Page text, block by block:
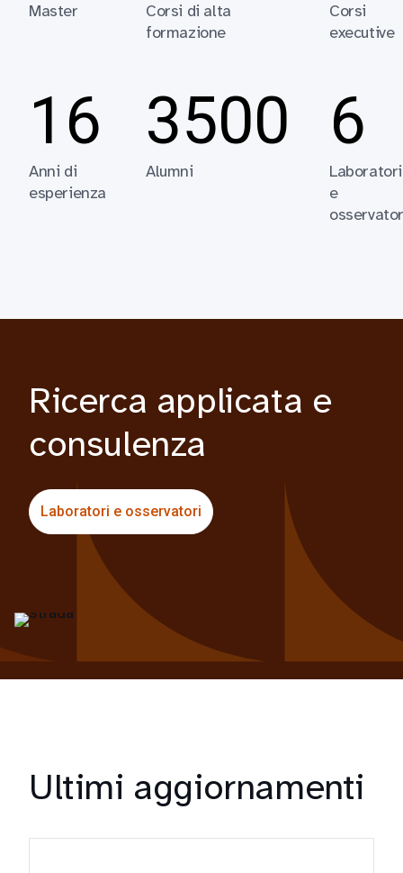
Master
Corsi di alta
formazione
Corsi
executive
16
Anni di
esperienza
3500
Alumni
6
Laboratori
e
Ricerca applicata e
consulenza
Laboratori e osservatori
Ultimi aggiornamenti